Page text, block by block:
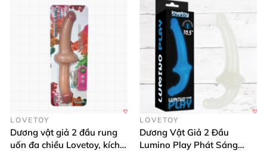
LOVETOY
Dương vật giả 2 đầu rung
uốn đa chiều Lovetoy, kích
LOVETOY
Dương Vật Giả 2 Đầu
Lumino Play Phát Sáng